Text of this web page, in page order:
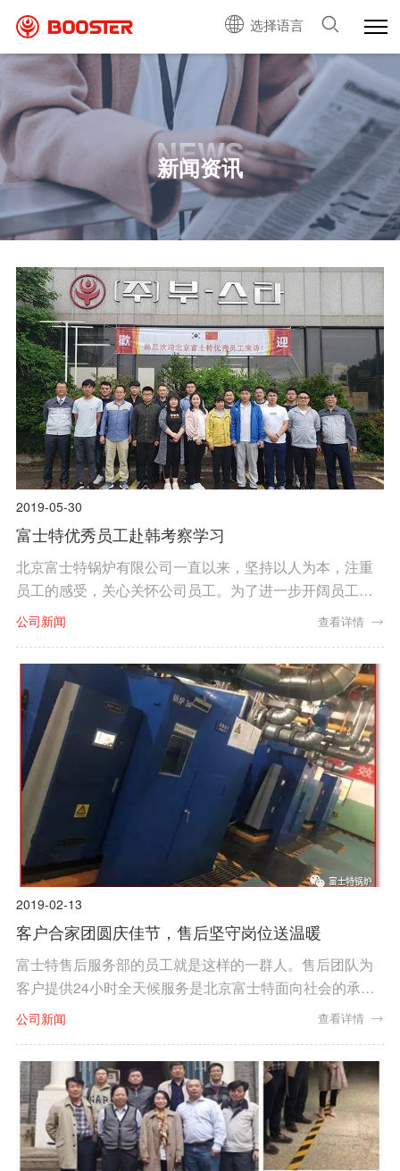
选择语言
NEWS
新闻资讯
2019-05-30
富士特优秀员工赴韩考察学习
北京富士特锅炉有限公司一直以来，坚持以人为本，注重
员工的感受，关心关怀公司员工。为了进一步开阔员工的
视野，激发员工们对生活，对工作的热情，为了回馈企业
调动员工的积极性，我司组织了优秀员工到韩国考察学
习。
公司新闻 查看详情
2019-02-13
客户合家团圆庆佳节，售后坚守岗位送温暖
富士特售后服务部的员工就是这样的一群人。售后团队为
客户提供24小时全天候服务是北京富士特面向社会的承
诺。今年春节假期售后服务部依然安排40名经验丰富的技
公司新闻 查看详情